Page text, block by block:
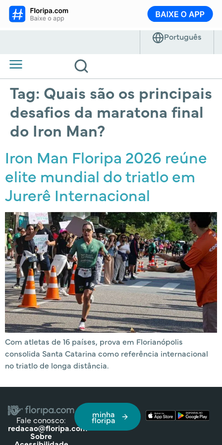
Tag: Quais são os principais
desafios da maratona final
do Iron Man?
Iron Man Floripa 2026 reúne
elite mundial do triatlo em
Jurerê Internacional
Com atletas de 16 países, prova em Florianópolis
consolida Santa Catarina como referência internacional
no triatlo de longa distância.
Fale conosco:
redacao@floripa.com
Sobre
minha
floripa